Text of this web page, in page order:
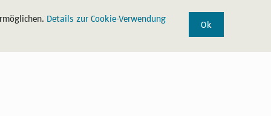
Ok
Details zur Cookie-Verwendung